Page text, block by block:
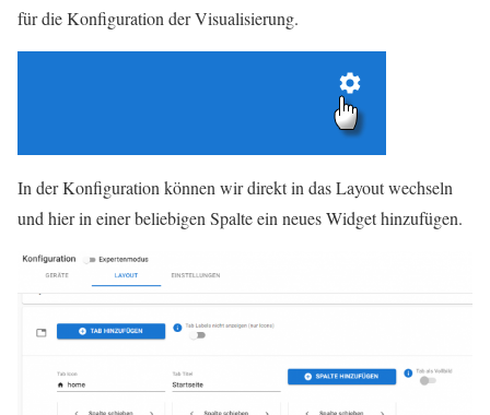
für die Konfiguration der Visualisierung.
In der Konfiguration können wir direkt in das Layout wechseln
und hier in einer beliebigen Spalte ein neues Widget hinzufügen.